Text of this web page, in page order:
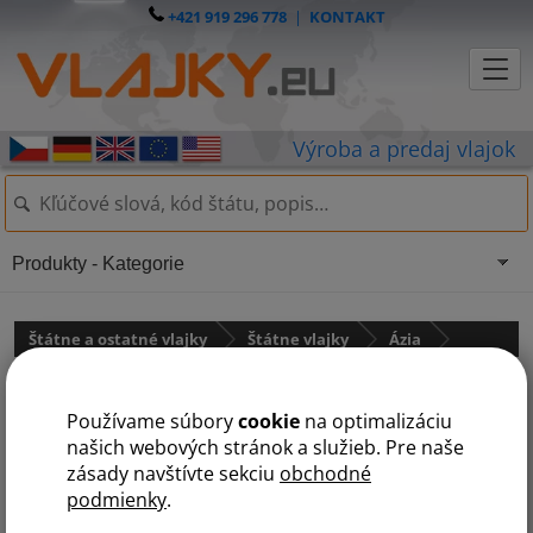
Používame súborycookie na optimalizáciu
našich webových stránok a služieb. Pre naše
zásady navštívte sekciu obchodné
podmienky.
+421 919 296 778| KONTAKT
Štátne a ostatné vlajky Štátne vlajky Ázia
Produkty - Kategorie